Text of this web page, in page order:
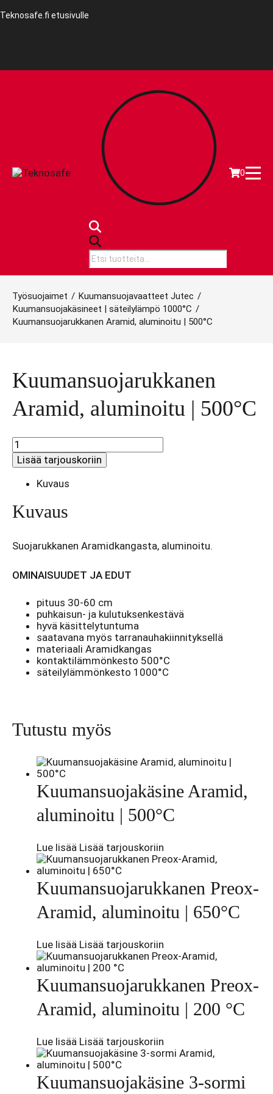
Teknosafe.fi etusivulle
search
0
Työsuojaimet / Kuumansuojavaatteet Jutec /
Kuumansuojakäsineet | säteilylämpö 1000°C /
Kuumansuojarukkanen Aramid, aluminoitu | 500°C
Kuumansuojarukkanen
Aramid, aluminoitu | 500°C
Kuumansuojarukkanen
Aramid,
aluminoitu
500°C
Lisää tarjouskoriin
Kuvaus
Kuvaus
Suojarukkanen Aramidkangasta, aluminoitu.
OMINAISUUDET JA EDUT
pituus 30-60 cm
puhkaisun- ja kulutuksenkestävä
hyvä käsittelytuntuma
saatavana myös tarranauhakiinnityksellä
materiaali Aramidkangas
kontaktilämmönkesto 500°C
säteilylämmönkesto 1000°C
Tutustu myös
Kuumansuojakäsine Aramid,
aluminoitu | 500°C
Lue lisää Lisää tarjouskoriin
Kuumansuojarukkanen Preox-
Aramid, aluminoitu | 650°C
Lue lisää Lisää tarjouskoriin
Kuumansuojarukkanen Preox-
Aramid, aluminoitu | 200 °C
Lue lisää Lisää tarjouskoriin
Kuumansuojakäsine 3-sormi